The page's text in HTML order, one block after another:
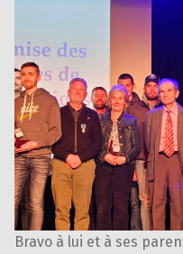
Bravo à lui et à ses